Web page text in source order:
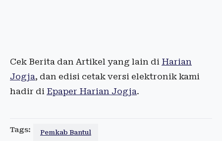
Cek Berita dan Artikel yang lain di Harian
Jogja, dan edisi cetak versi elektronik kami
hadir di Epaper Harian Jogja.
Tags: Pemkab Bantul